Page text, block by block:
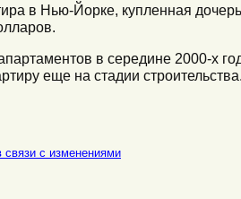
в Нью-Йорке, купленная
в середине 2000-х
еще на стадии
с изменениями